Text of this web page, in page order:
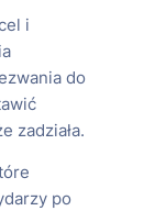
i
do
zadziała.
po